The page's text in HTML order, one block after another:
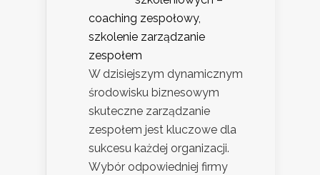
coaching zespołowy,
szkolenie zarządzanie
zespołem
W dzisiejszym dynamicznym
środowisku biznesowym
skuteczne zarządzanie
zespołem jest kluczowe dla
sukcesu każdej organizacji.
Wybór odpowiedniej firmy